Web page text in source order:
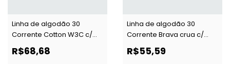
Linha de algodão 30
Corrente Cotton W3C c/
5000 m
R$68,68
Linha de algodão 30
Corrente Brava crua c/
4000 j
R$55,59